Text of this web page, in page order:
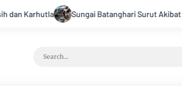
Surut Akibat Kemarau, Pasokan Air Bersih